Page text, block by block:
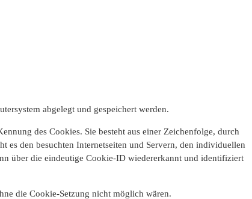
abgelegt und gespeichert werden.
des Cookies. Sie besteht aus einer Zeichenfolge, durch
es den besuchten Internetseiten und Servern, den individuellen
über die eindeutige Cookie-ID wiedererkannt und identifiziert
die Cookie-Setzung nicht möglich wären.